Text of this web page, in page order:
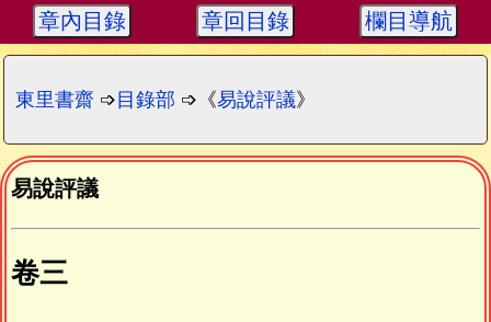
章內目錄 章回目錄 欄目導航
東里書齋 ➩目錄部 ➩《易說評議》
易說評議
卷三